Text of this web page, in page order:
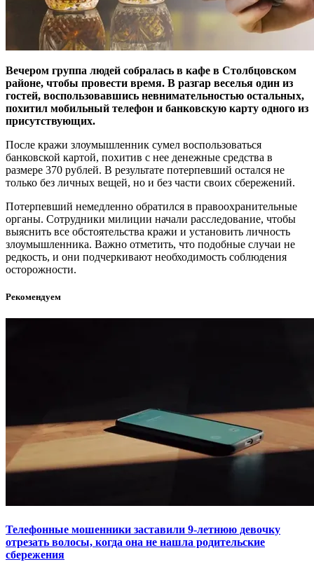
Вечером группа людей собралась в кафе в Столбцовском
районе, чтобы провести время. В разгар веселья один из
гостей, воспользовавшись невнимательностью остальных,
похитил мобильный телефон и банковскую карту одного из
присутствующих.
После кражи злоумышленник сумел воспользоваться
банковской картой, похитив с нее денежные средства в
размере 370 рублей. В результате потерпевший остался не
только без личных вещей, но и без части своих сбережений.
Потерпевший немедленно обратился в правоохранительные
органы. Сотрудники милиции начали расследование, чтобы
выяснить все обстоятельства кражи и установить личность
злоумышленника. Важно отметить, что подобные случаи не
редкость, и они подчеркивают необходимость соблюдения
осторожности.
Рекомендуем
Телефонные мошенники заставили 9-летнюю девочку
отрезать волосы, когда она не нашла родительские
сбережения